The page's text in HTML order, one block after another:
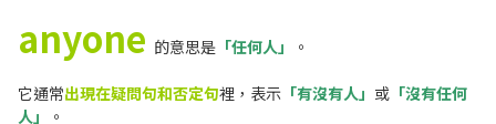
anyone 的意思是 「任何人」 。
它通常出現在疑問句和否定句裡，表示 「有沒有人」 或 「沒有任何
人」
。